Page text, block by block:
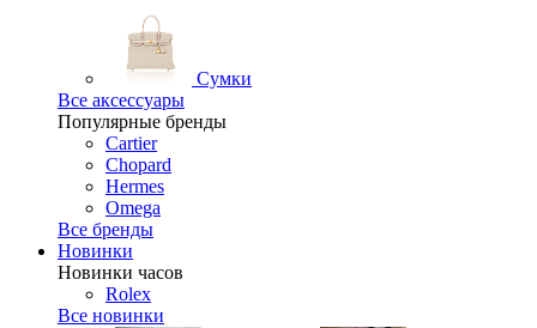
Сумки
Все аксессуары
Популярные бренды
Cartier
Chopard
Hermes
Omega
Все бренды
Новинки
Новинки часов
Rolex
Все новинки